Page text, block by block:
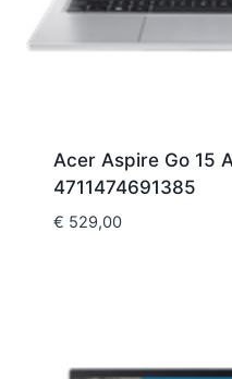
Acer Aspire Go 15
4711474691385
€ 529,00